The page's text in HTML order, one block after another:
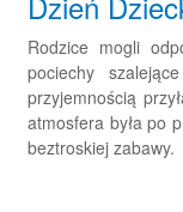
Rodzice mogli
pociechy
przyjemnością
atmosfera była po
beztroskiej zabawy.